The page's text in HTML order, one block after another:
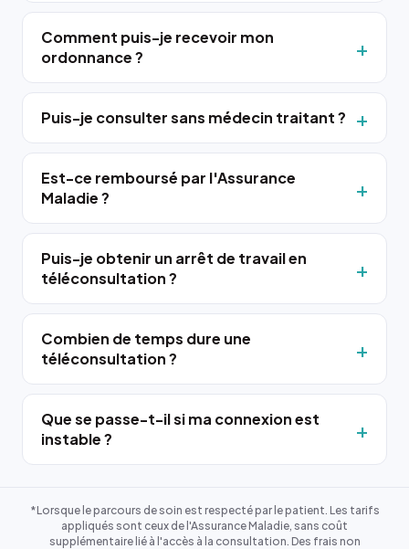
Comment puis-je recevoir mon
ordonnance ?
Puis-je consulter sans médecin traitant ?
Est-ce remboursé par l'Assurance
Maladie ?
Puis-je obtenir un arrêt de travail en
téléconsultation ?
Combien de temps dure une
téléconsultation ?
Que se passe-t-il si ma connexion est
instable ?
*Lorsque le parcours de soin est respecté par le patient. Les tarifs
appliqués sont ceux de l'Assurance Maladie, sans coût
supplémentaire lié à l'accès à la consultation. Des frais non